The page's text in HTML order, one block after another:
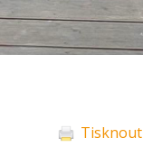
Tisknout